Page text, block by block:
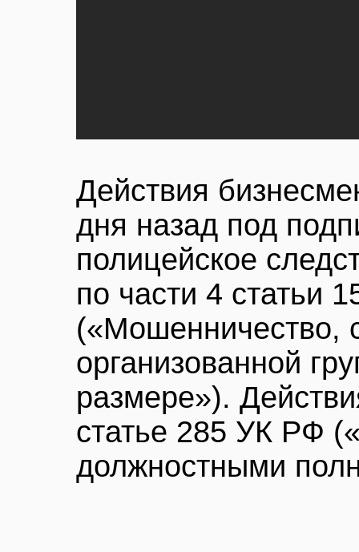
Действия
дня назад под
полицейское
по части 4 статьи
(«Мошенничество,
организованной
размере»).
статье 285 УК РФ
должностными